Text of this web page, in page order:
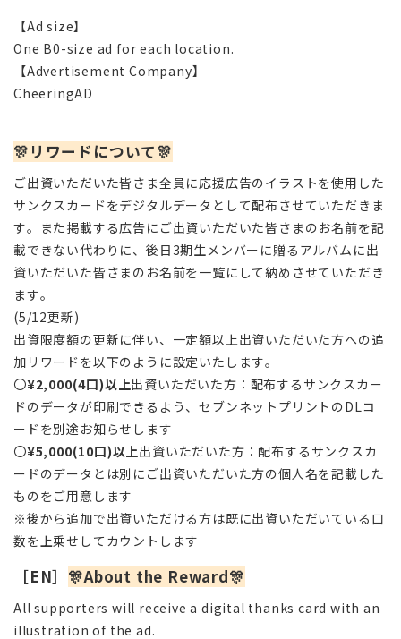
【Ad size】
One B0-size ad for each location.
【Advertisement Company】
CheeringAD
🎊リワードについて🎊
ご出資いただいた皆さま全員に応援広告のイラストを使用した
サンクスカードをデジタルデータとして配布させていただきま
す。また掲載する広告にご出資いただいた皆さまのお名前を記
載できない代わりに、後日3期生メンバーに贈るアルバムに出
資いただいた皆さまのお名前を一覧にして納めさせていただき
ます。
(5/12更新)
出資限度額の更新に伴い、一定額以上出資いただいた方への追
加リワードを以下のように設定いたします。
〇¥2,000(4口)以上出資いただいた方：配布するサンクスカー
ドのデータが印刷できるよう、セブンネットプリントのDLコ
ードを別途お知らせします
〇¥5,000(10口)以上出資いただいた方：配布するサンクスカ
ードのデータとは別にご出資いただいた方の個人名を記載した
ものをご用意します
※後から追加で出資いただける方は既に出資いただいている口
数を上乗せしてカウントします
［EN］ 🎊About the Reward🎊
All supporters will receive a digital thanks card with an
illustration of the ad.